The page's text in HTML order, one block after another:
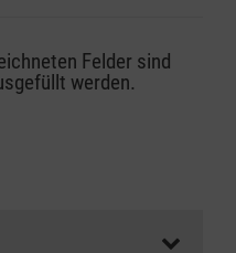
/ Unfallkasse
zu
vollen Kursgebühr
Felder sind
werden.